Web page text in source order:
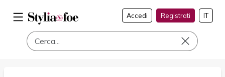
Accedi Registrati IT